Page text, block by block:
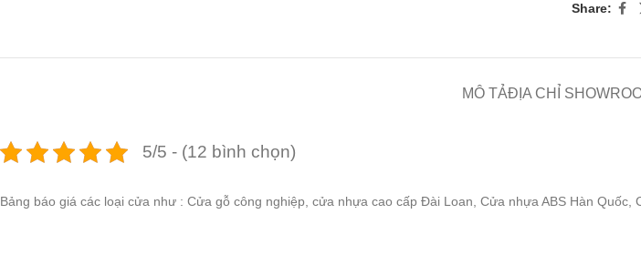
Share:
MÔ TẢĐỊA CHỈ
5/5 - (12 bình chọn)
Bảng báo giá các loại cửa như : Cửa gỗ công nghiệp, cửa nhựa cao cấp Đài Loan, Cửa nhựa ABS Hàn